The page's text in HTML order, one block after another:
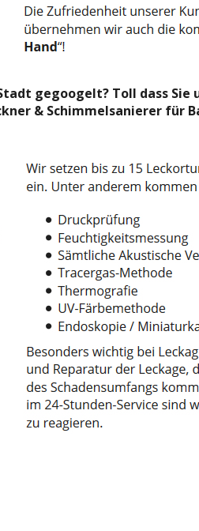
gegoogelt? Toll dass Sie
& Schimmelsanierer für